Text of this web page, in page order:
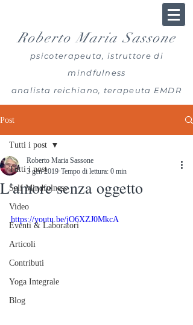
Roberto Maria Sassone
psicoterapeuta, istruttore di
mindfulness
analista reichiano, terapeuta EMDR
Post
Tutti i post
Self Mindfulness
Video
Eventi & Laboratori
Articoli
Contributi
Yoga Integrale
Blog
Tutti i post
L'amore senza oggetto
Roberto Maria Sassone
3 gen 2019 Tempo di lettura: 0 min
https://youtu.be/jO6XZJ0MkcA